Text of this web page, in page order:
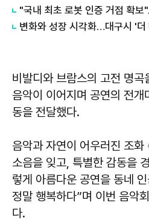
비발디와 브람스의 고전 명
음악이 이어지며 공연의 전
동을 전달했다.
음악과 자연이 어우러진 조화
소음을 잊고, 특별한 감동을
렇게 아름다운 공연을 동네
정말 행복하다”며 이번 음악
다.